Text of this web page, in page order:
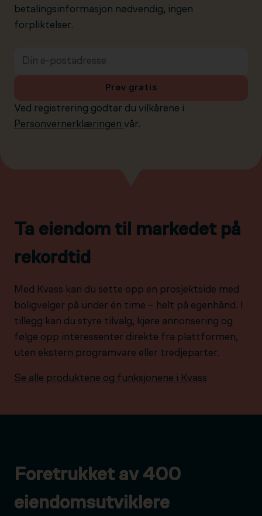
betalingsinformasjon nødvendig, ingen
forpliktelser.
Ved registrering godtar du vilkårene i
Personvernerklæringen vår.
Prøv gratis
Ta eiendom til markedet på
rekordtid
Med Kvass kan du sette opp en prosjektside med
boligvelger på under én time – helt på egenhånd. I
tillegg kan du styre tilvalg, kjøre annonsering og
følge opp interessenter direkte fra plattformen,
uten ekstern programvare eller tredjeparter.
Se alle produktene og funksjonene i Kvass
Foretrukket av 400
eiendomsutviklere